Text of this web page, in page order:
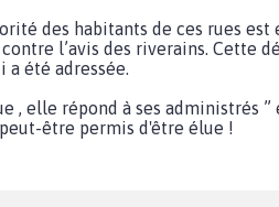
des habitants de ces rues
l’avis des riverains. Cette
été adressée.
, elle répond à ses administrés
être permis d'être élue !